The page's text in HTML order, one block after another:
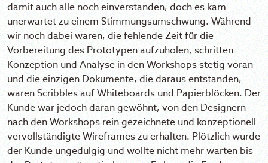
damit auch alle noch einverstanden, doch es kam
unerwartet zu einem Stimmungsumschwung. Während
wir noch dabei waren, die fehlende Zeit für die
Vorbereitung des Prototypen aufzuholen, schritten
Konzeption und Analyse in den Workshops stetig voran
und die einzigen Dokumente, die daraus entstanden,
waren Scribbles auf Whiteboards und Papierblöcken. Der
Kunde war jedoch daran gewöhnt, von den Designern
nach den Workshops rein gezeichnete und konzeptionell
vervollständigte Wireframes zu erhalten. Plötzlich wurde
der Kunde ungedulgig und wollte nicht mehr warten bis